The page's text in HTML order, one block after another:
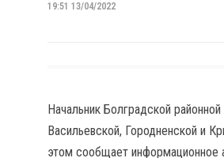
19:51 13/04/2022
Начальник Болградской
Васильевской, Городненской и
этом сообщает информационное